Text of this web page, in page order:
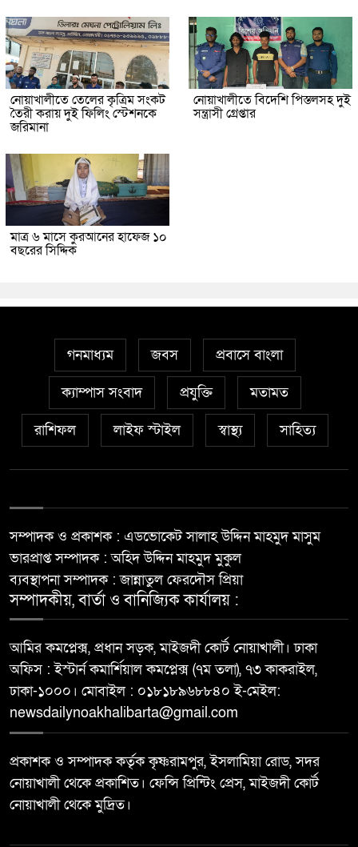
নোয়াখালীতে তেলের কৃত্রিম সংকট
তৈরী করায় দুই ফিলিং স্টেশনকে
জরিমানা
নোয়াখালীতে বিদেশি পিস্তলসহ দুই
সন্ত্রাসী গ্রেপ্তার
মাত্র ৬ মাসে কুরআনের হাফেজ ১০
বছরের সিদ্দিক
গনমাধ্যম জবস প্রবাসে বাংলা
ক্যাম্পাস সংবাদ প্রযুক্তি মতামত
রাশিফল লাইফ স্টাইল স্বাস্থ্য সাহিত্য
সম্পাদক ও প্রকাশক : এডভোকেট সালাহ উদ্দিন মাহমুদ মাসুম
ভারপ্রাপ্ত সম্পাদক : অহিদ উদ্দিন মাহমুদ মুকুল
ব্যবস্থাপনা সম্পাদক : জান্নাতুল ফেরদৌস প্রিয়া
সম্পাদকীয়, বার্তা ও বানিজ্যিক কার্যালয় :
আমির কমপ্লেক্স, প্রধান সড়ক, মাইজদী কোর্ট নোয়াখালী। ঢাকা
অফিস : ইস্টার্ন কমার্শিয়াল কমপ্লেক্স (৭ম তলা), ৭৩ কাকরাইল,
ঢাকা-১০০০। মোবাইল : ০১৮১৮৯৬৮৮৪০ ই-মেইল:
newsdailynoakhalibarta@gmail.com
প্রকাশক ও সম্পাদক কর্তৃক কৃষ্ণরামপুর, ইসলামিয়া রোড, সদর
নোয়াখালী থেকে প্রকাশিত। ফেন্সি প্রিন্টিং প্রেস, মাইজদী কোর্ট
নোয়াখালী থেকে মুদ্রিত।